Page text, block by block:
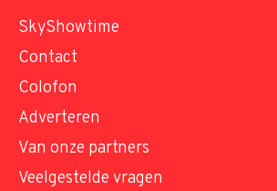
SkyShowtime
Contact
Colofon
Adverteren
Van onze partners
Veelgestelde vragen